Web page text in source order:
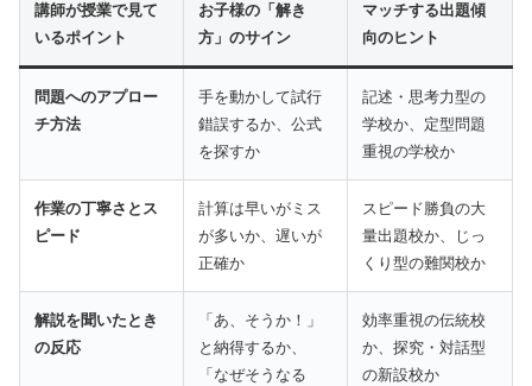
講師が授業で見て
いるポイント
お子様の「解き
方」のサイン
マッチする出題傾
向のヒント
問題へのアプロー
チ方法
手を動かして試行
錯誤するか、公式
を探すか
記述・思考力型の
学校か、定型問題
重視の学校か
作業の丁寧さとス
ピード
計算は早いがミス
が多いか、遅いが
正確か
スピード勝負の大
量出題校か、じっ
くり型の難関校か
解説を聞いたとき
の反応
「あ、そうか！」
と納得するか、
「なぜそうなる
効率重視の伝統校
か、探究・対話型
の新設校か